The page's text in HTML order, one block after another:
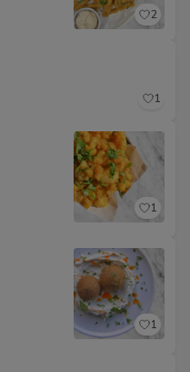
2
1
1
1